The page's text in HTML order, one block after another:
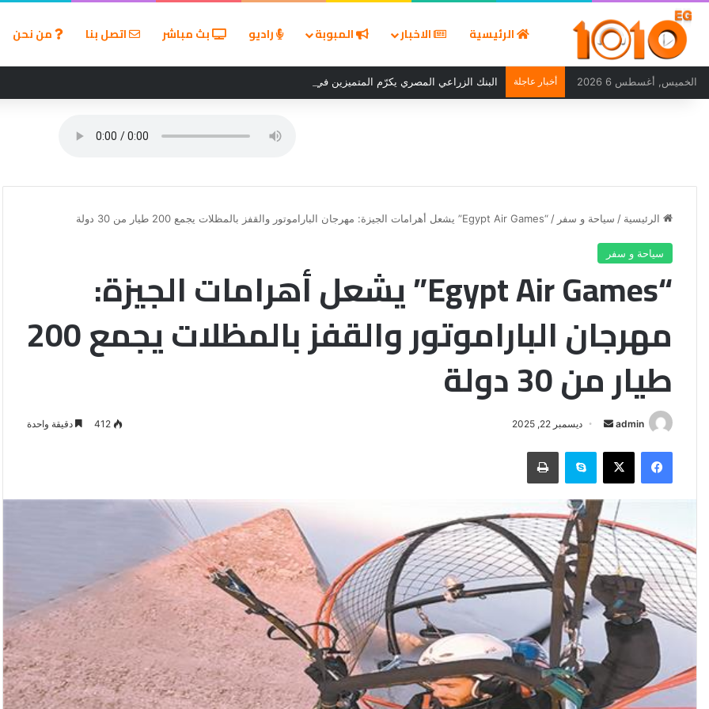
الرئيسية الاخبار المبوبة راديو بث مباشر اتصل بنا من نحن
الخميس, أغسطس 6 2026 أخبار عاجلة البنك الزراعي المصري يكرّم المتميزين في مسابقة القروض الشخصية بعد نتائج قوية بالربع الأول من 2026
الرئيسية / سياحة و سفر / “Egypt Air Games” يشعل أهرامات الجيزة: مهرجان الباراموتور والقفز بالمظلات يجمع 200 طيار من 30 دولة
سياحة و سفر
“Egypt Air Games” يشعل أهرامات الجيزة:
مهرجان الباراموتور والقفز بالمظلات يجمع 200
طيار من 30 دولة
admin
أرسل
إلكترونيا
ديسمبر 22, 2025 412 دقيقة واحدة
فيسبوك ‫X سكايب طباعة